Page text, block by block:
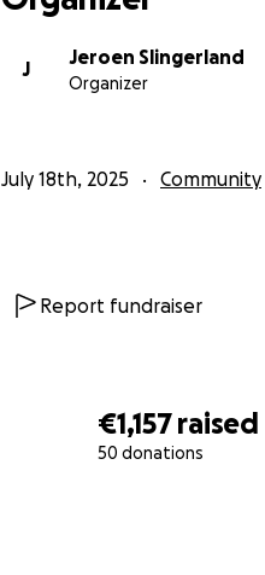
€1,157 raised
50 donations
J
Jeroen Slingerland
Organizer
July 18th, 2025 Community
Report fundraiser